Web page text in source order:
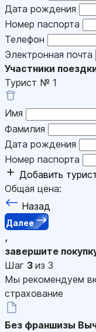
Дата рождения
Номер паспорта
Телефон
Электронная почта
Участники
Турист № 1
Имя
Фамилия
Дата рождения
Номер паспорта
Добавить
Общая цена:
Назад
Далее
,
завершите
Шаг 3 из 3
Мы рекомендуем
страхование
Без франшизы